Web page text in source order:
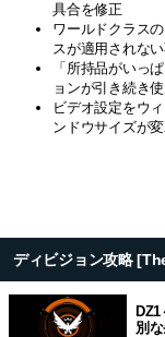
具合を修正
ワールドクラス
スが適用されな
「所持品がいっ
ョンが引き続き
ビデオ設定をウ
ンドウサイズが
ディビジョン攻略
別